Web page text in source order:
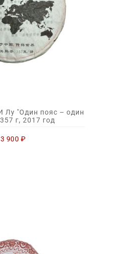
Лу "Один пояс – один
г, 2017 год
3 900 ₽